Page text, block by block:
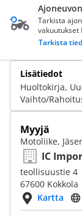
Tarkista
vakuutukset
Tarkista
Lisätiedot
Huoltokirja,
Vaihto/
Myyjä
Motoliike,
IC
teollisuustie 4
67600 Kokkola
Kartta